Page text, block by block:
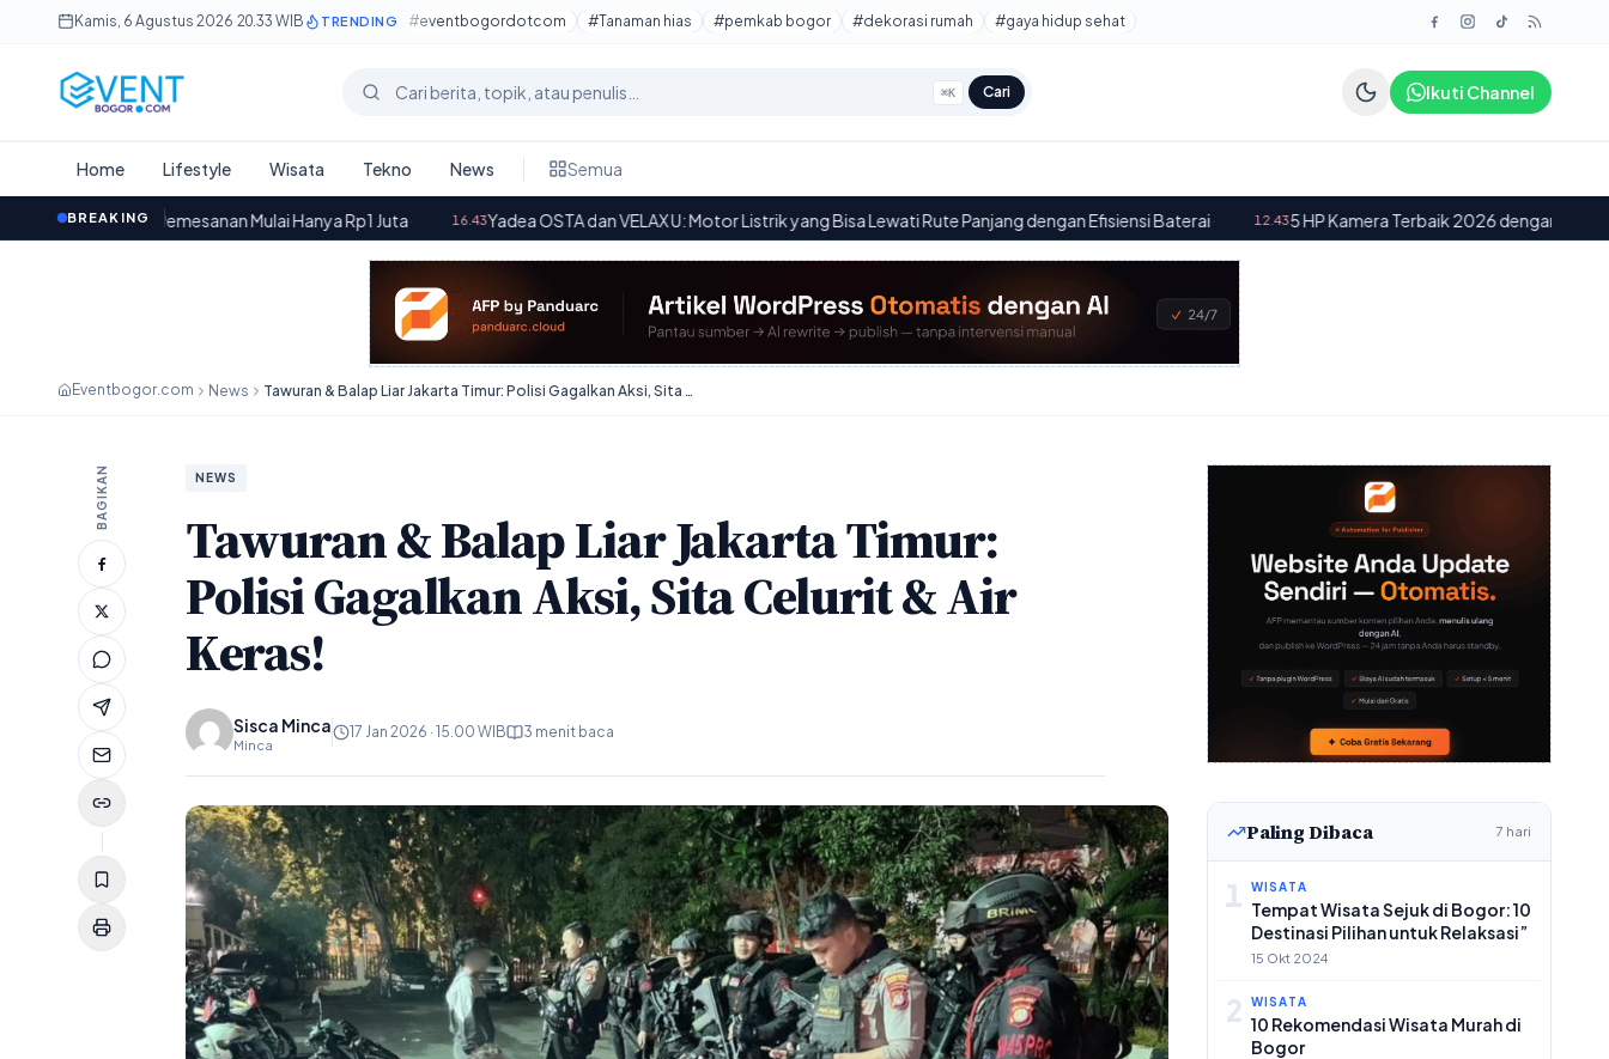
Lewati ke konten utama
Kamis, 6 Agustus 2026·20.33 WIB TRENDING #eventbogordotcom #Tanaman hias #pemkab bogor #dekorasi rumah #gaya hidup sehat
Cari berita ⌘K Cari Ikuti Channel
Home Lifestyle Wisata Tekno News Semua
BREAKING
Mulai Hanya Rp1 Juta· 16.43Yadea OSTA dan VELAX U: Motor Listrik yang Bisa Lewati Rute Panjang dengan Efisiensi Baterai· 12.435 HP Kamera Terbaik 2026 dengan Sensor Besar dan
Eventbogor.com News Tawuran & Balap Liar Jakarta Timur: Polisi Gagalkan Aksi, Sita Celurit & Air Keras!
BAGIKAN NEWS
Tawuran & Balap Liar Jakarta Timur:
Polisi Gagalkan Aksi, Sita Celurit & Air
Keras!
Sisca Minca
Minca
17 Jan 2026 · 15.00 WIB 3 menit baca
Paling Dibaca 7 hari
1 WISATA
Tempat Wisata Sejuk di Bogor: 10
Destinasi Pilihan untuk Relaksasi”
15 Okt 2024
2 WISATA
10 Rekomendasi Wisata Murah di
Bogor